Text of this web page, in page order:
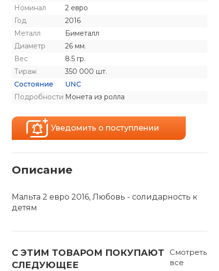
Номинал
2 евро
Год
2016
Металл
Биметалл
Диаметр
26 мм.
Вес
8.5 гр.
Тираж
350 000 шт.
Состояние
UNC
Подробности Монета из ролла
Уведомить о поступлении
Описание
Мальта 2 евро 2016, Любовь - солидарность к
детям
С ЭТИМ ТОВАРОМ ПОКУПАЮТ
СЛЕДУЮЩЕЕ
Смотреть
все